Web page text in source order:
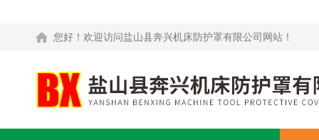
您好！欢迎访问盐山县奔兴机床防护罩有限公司网站！